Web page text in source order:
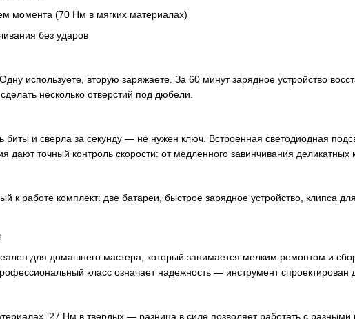
момента (70 Нм в мягких материалах)
без ударов
используете, вторую заряжаете. За 60 минут зарядное устройство
несколько отверстий под дюбели.
и сверла за секунду — не нужен ключ. Встроенная светодиодная
точный контроль скорости: от медленного завинчивания деликатных
к работе комплект: две батареи, быстрое зарядное устройство,
для домашнего мастера, который занимается мелким ремонтом и
класс означает надежность — инструмент спроектирован
27 Нм в твердых — разница в силе позволяет работать с